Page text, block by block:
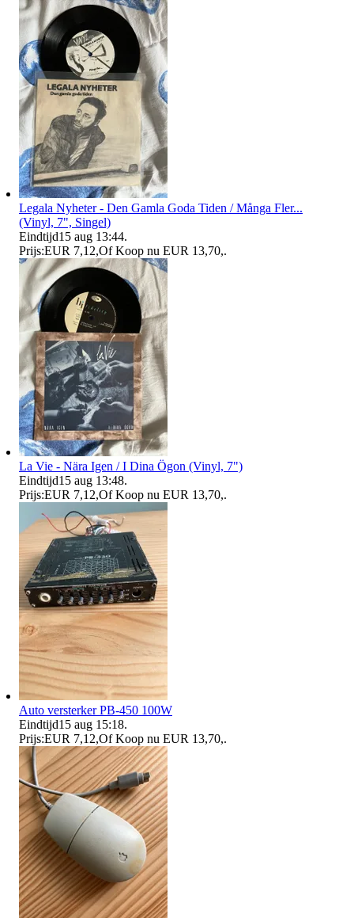
Legala Nyheter - Den Gamla Goda Tiden / Många Fler...
(Vinyl, 7", Singel)
Eindtijd15 aug 13:44.
Prijs:EUR 7,12,Of Koop nu EUR 13,70,.
La Vie - Nära Igen / I Dina Ögon (Vinyl, 7")
Eindtijd15 aug 13:48.
Prijs:EUR 7,12,Of Koop nu EUR 13,70,.
Auto versterker PB-450 100W
Eindtijd15 aug 15:18.
Prijs:EUR 7,12,Of Koop nu EUR 13,70,.